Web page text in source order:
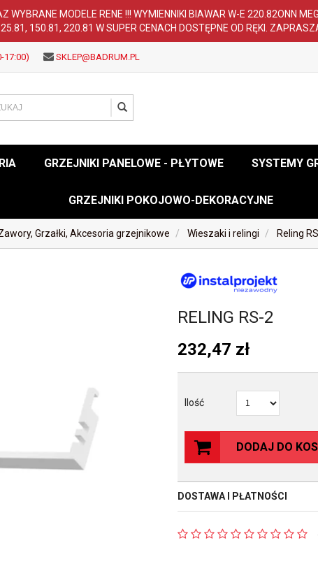
WYBRANE MODELE RENE !!! WYMIENNIKI BIAWAR W-E 220.82ONN
150.81, 220.81 W SUPER CENACH DOSTĘPNE OD RĘKI.
17:00) SKLEP@BADRUM.PL
GRZEJNIKI PANELOWE - PŁYTOWE SYSTEMY
GRZEJNIKI POKOJOWO-DEKORACYJNE
Grzałki, Akcesoria grzejnikowe Wieszaki i relingi Reling
RELING RS-2
232,47 zł
Ilość
DODAJ DO
DOSTAWA I PŁATNOŚCI